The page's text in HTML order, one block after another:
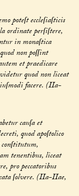
poteſt eccleſiaſticis
ordinate perſiſtere,
in monaſtica
non poſſint
et praedicare
quod non liceat
facere. (IIa-
cauſa et
quod apoſtolico
tenentibus, liceat
pro peccatoribus
ſolvere. (IIa-IIae,